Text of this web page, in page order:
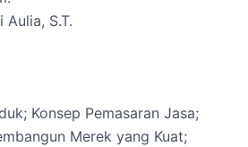
Aulia, S.T.
Konsep Pemasaran Jasa;
Merek yang Kuat;